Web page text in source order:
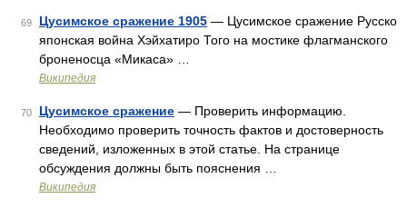
69 Цусимское сражение 1905 — Цусимское сражение Русско
японская война Хэйхатиро Того на мостике флагманского
броненосца «Микаса» …
Википедия
70 Цусимское сражение — Проверить информацию.
Необходимо проверить точность фактов и достоверность
сведений, изложенных в этой статье. На странице
обсуждения должны быть пояснения …
Википедия